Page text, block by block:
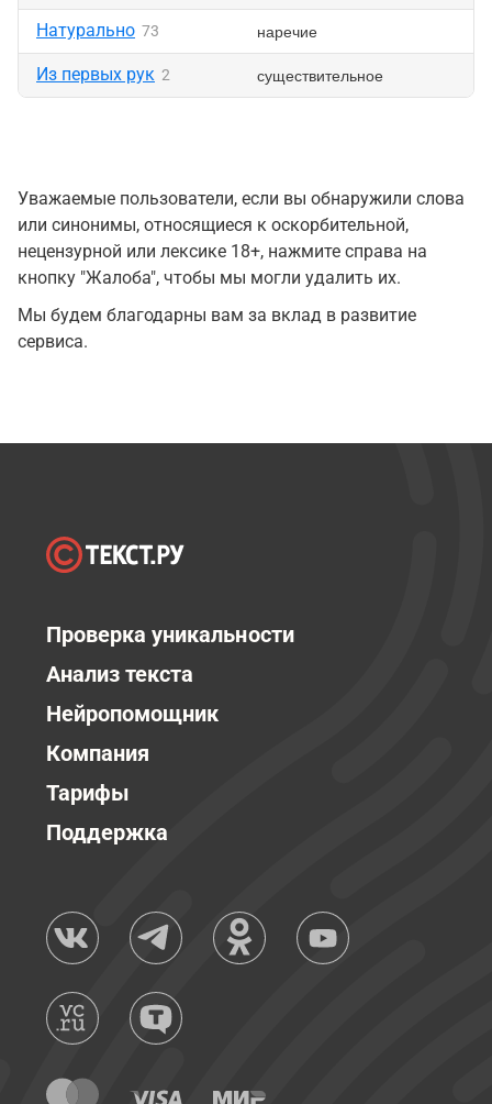
Натурально 73 наречие
Из первых рук 2 существительное
Уважаемые пользователи, если вы обнаружили слова
или синонимы, относящиеся к оскорбительной,
нецензурной или лексике 18+, нажмите справа на
кнопку "Жалоба", чтобы мы могли удалить их.
Мы будем благодарны вам за вклад в развитие
сервиса.
Проверка уникальности
Анализ текста
Нейропомощник
Компания
Тарифы
Поддержка